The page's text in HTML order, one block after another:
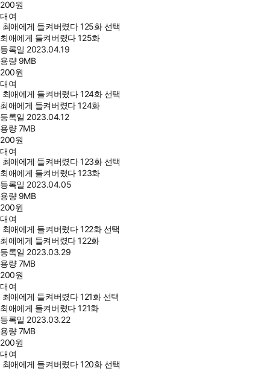
200원
대여
최애에게 들켜버렸다 125화 선택
최애에게 들켜버렸다 125화
등록일 2023.04.19
용량 9MB
200원
대여
최애에게 들켜버렸다 124화 선택
최애에게 들켜버렸다 124화
등록일 2023.04.12
용량7MB
200원
대여
최애에게 들켜버렸다 123화 선택
최애에게 들켜버렸다 123화
등록일 2023.04.05
용량 9MB
200원
대여
최애에게 들켜버렸다 122화 선택
최애에게 들켜버렸다 122화
등록일 2023.03.29
용량7MB
200원
대여
최애에게 들켜버렸다 121화 선택
최애에게 들켜버렸다 121화
등록일 2023.03.22
용량7MB
200원
대여
최애에게 들켜버렸다 120화 선택